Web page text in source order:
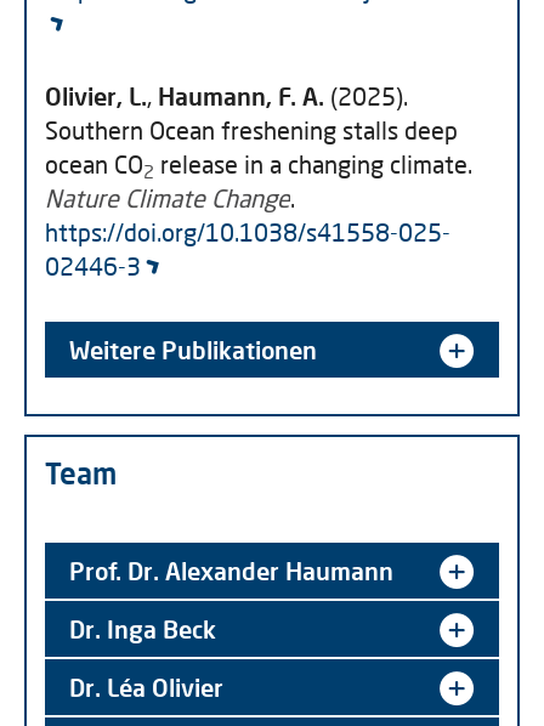
Olivier, L., Haumann, F. A. (2025).
Southern Ocean freshening stalls deep
ocean CO2 release in a changing climate.
Nature Climate Change.
https://doi.org/10.1038/s41558-025-
02446-3
Weitere Publikationen
Team
Prof. Dr. Alexander Haumann
Dr. Inga Beck
Dr. Léa Olivier